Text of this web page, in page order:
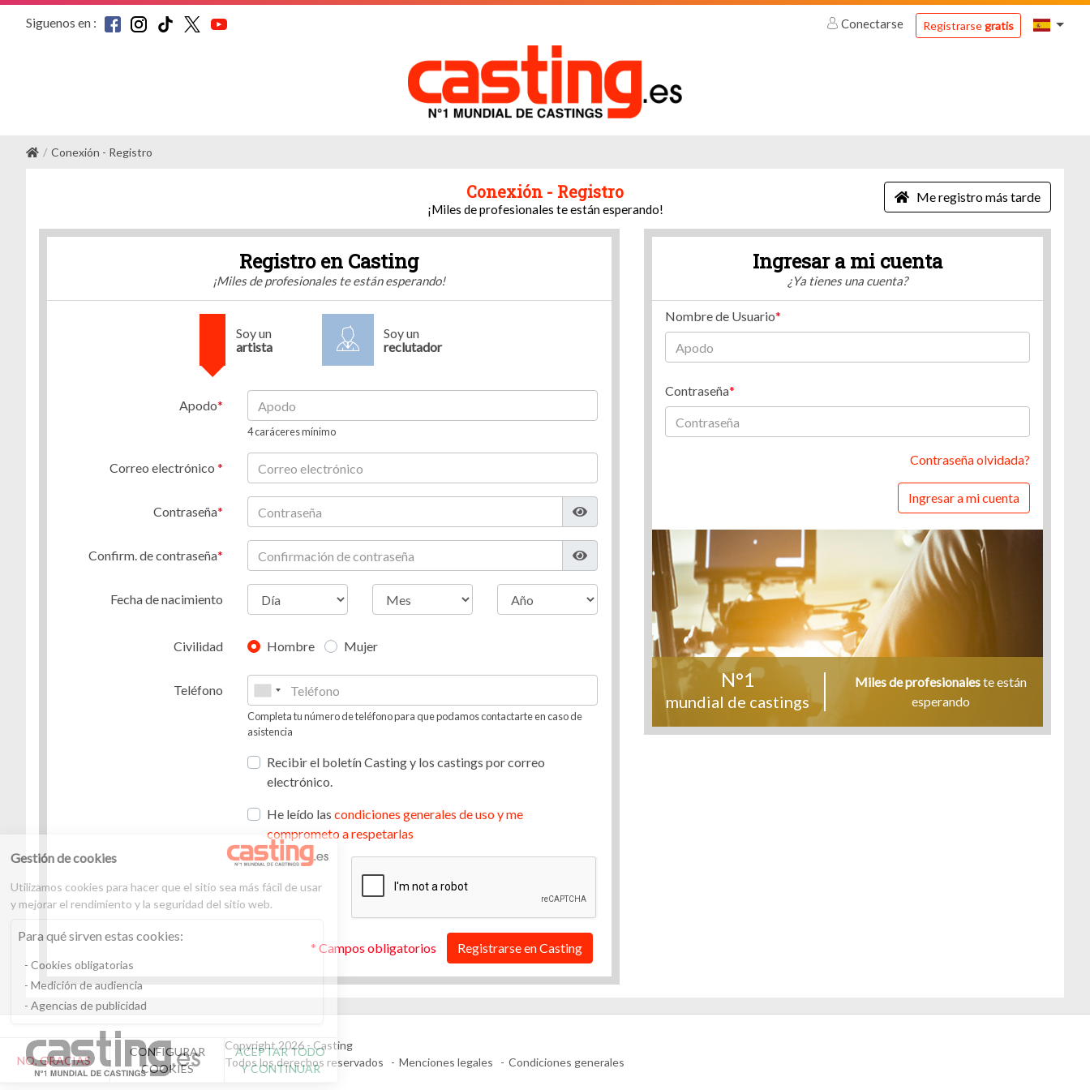
Siguenos en : Conectarse Registrarsegratis
Conexión - Registro
Conexión - Registro
¡Miles de profesionales te están esperando!
Me registro más tarde
Registro en Casting
¡Miles de profesionales te están esperando!
Soy un
artista
Soy un
reclutador
Apodo
4 caráceres mínimo
Correo electrónico
Contraseña
Confirm. de contraseña
Fecha de nacimiento
Civilidad Hombre Mujer
Teléfono
Completa tu número de teléfono para que podamos contactarte en caso de
asistencia
Recibir el boletín Casting y los castings por correo
electrónico.
He leído lascondiciones generales de uso y me
comprometo a respetarlas
* Campos obligatorios Registrarse en Casting
Ingresar a mi cuenta
¿Ya tienes una cuenta?
Nombre de Usuario
Contraseña
Contraseña olvidada?
Ingresar a mi cuenta
N°1
mundial de castings
Miles de profesionaleste están
esperando
Copyright 2026 - Casting
Todos los derechos reservados
Menciones legales Condiciones generales
Gestión de cookies
Utilizamos cookies para hacer que el sitio sea más fácil de usar
y mejorar el rendimiento y la seguridad del sitio web.
Para qué sirven estas cookies:
Cookies obligatorias
Medición de audiencia
Agencias de publicidad
NO, GRACIAS
CONFIGURAR
COOKIES
ACEPTAR TODO
Y CONTINUAR